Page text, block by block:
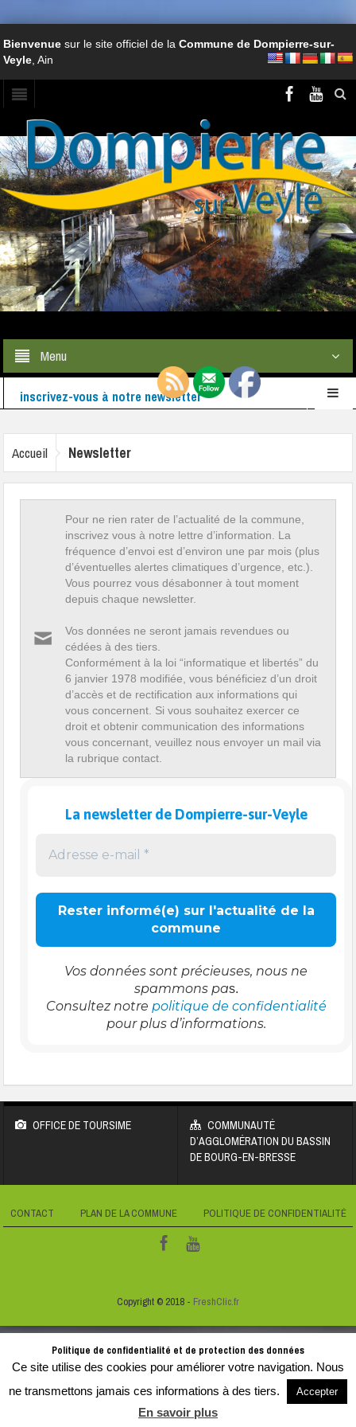
Bienvenuesur le site officiel de laCommune de Dompierre-sur-
Veyle , Ain
Menu
Retrouvez-nous également surFacebook
inscrivez-vous à notre newsletter
Accueil Newsletter
Pour ne rien rater de l’actualité de la commune,
inscrivez vous à notre lettre d’information. La
fréquence d’envoi est d’environ une par mois (plus
d’éventuelles alertes climatiques d’urgence, etc.).
Vous pourrez vous désabonner à tout moment
depuis chaque newsletter.
Vos données ne seront jamais revendues ou
cédées à des tiers.
Conformément à la loi “informatique et libertés” du
6 janvier 1978 modifiée, vous bénéficiez d’un droit
d’accès et de rectification aux informations qui
vous concernent. Si vous souhaitez exercer ce
droit et obtenir communication des informations
vous concernant, veuillez nous envoyer un mail via
la rubrique contact.
La newsletter de Dompierre-sur-Veyle
Vos données sont précieuses, nous ne
spammons pas.
Consultez notre politique de confidentialité
pour plus d’informations.
OFFICE DE TOURSIME
COMMUNAUTÉ
D’AGGLOMÉRATION DU BASSIN
DE BOURG-EN-BRESSE
CONTACT PLAN DE LA COMMUNE POLITIQUE DE CONFIDENTIALITÉ
Copyright © 2018 - FreshClic.fr
Politique de confidentialité et de protection des données
Ce site utilise des cookies pour améliorer votre navigation. Nous
ne transmettons jamais ces informations à des tiers.
Accepter
En savoir plus